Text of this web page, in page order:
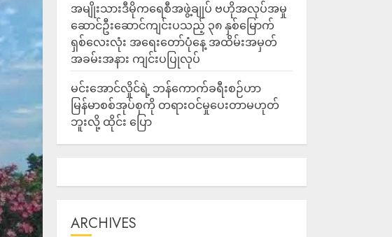
အမျိုးသားဒီမိုကရေစီအဖွဲ့ချုပ် ဗဟိုအလုပ်အမှု
ဆောင်ဦးဆောင်ကျင်းပသည့် ၃၈ နှစ်မြောက်
ရှစ်လေးလုံး အရေးတော်ပုံနေ့ အထိမ်းအမှတ်
အခမ်းအနား ကျင်းပပြုလုပ်
မင်းအောင်လှိုင်ရဲ့ ဘန်ကောက်ခရီးစဉ်ဟာ
မြန်မာစစ်အုပ်စုကို တရားဝင်မှုပေးတာမဟုတ်
ဘူးလို့ ထိုင်း ပြော
ARCHIVES